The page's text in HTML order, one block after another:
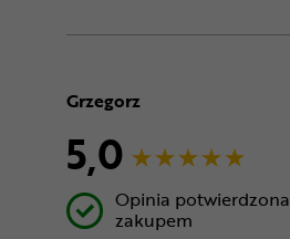
Grzegorz
5,0
Opinia potwierdzona
zakupem